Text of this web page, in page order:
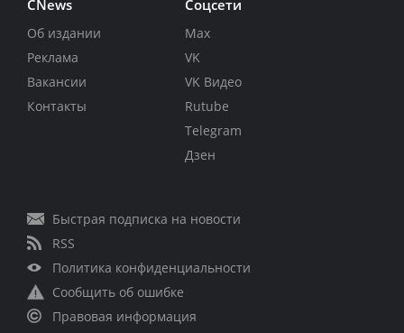
CNews
Об издании
Реклама
Вакансии
Контакты
Соцсети
Max
VK
VK Видео
Rutube
Telegram
Дзен
Быстрая подписка на новости
RSS
Политика конфиденциальности
Сообщить об ошибке
Правовая информация